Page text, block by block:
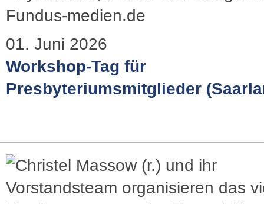
01. Juni 2026
Workshop-Tag für
Presbyteriumsmitglieder